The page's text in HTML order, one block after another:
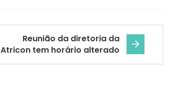
Reunião da diretoria da
Atricon tem horário alterado